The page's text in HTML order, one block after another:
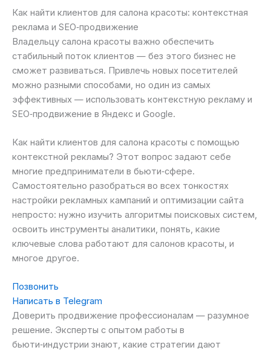
Как найти клиентов для салона красоты: контекстная
реклама и SEO‑продвижение
Владельцу салона красоты важно обеспечить
стабильный поток клиентов — без этого бизнес не
сможет развиваться. Привлечь новых посетителей
можно разными способами, но один из самых
эффективных — использовать контекстную рекламу и
SEO‑продвижение в Яндекс и Google.
Как найти клиентов для салона красоты с помощью
контекстной рекламы? Этот вопрос задают себе
многие предприниматели в бьюти‑сфере.
Самостоятельно разобраться во всех тонкостях
настройки рекламных кампаний и оптимизации сайта
непросто: нужно изучить алгоритмы поисковых систем,
освоить инструменты аналитики, понять, какие
ключевые слова работают для салонов красоты, и
многое другое.
Позвонить
Написать в Telegram
Доверить продвижение профессионалам — разумное
решение. Эксперты с опытом работы в
бьюти‑индустрии знают, какие стратегии дают